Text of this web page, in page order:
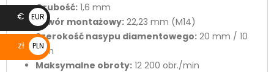
Grubość: 1,6 mm
Otwór montażowy: 22,23 mm (M14)
Szerokość nasypu diamentowego: 20 mm / 10
mm
Maksymalne obroty: 12 200 obr./min
€
EUR
€
zł
PLN
zł